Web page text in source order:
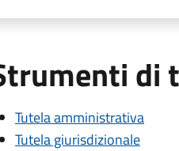
di
Tutela amministrativa
Tutela giurisdizionale